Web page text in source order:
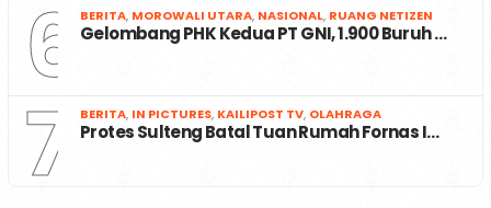
6 BERITA, MOROWALI UTARA, NASIONAL, RUANG NETIZEN
Gelombang PHK Kedua PT GNI, 1.900 Buruh …
7 BERITA, IN PICTURES, KAILIPOST TV, OLAHRAGA
Protes Sulteng Batal Tuan Rumah Fornas I…